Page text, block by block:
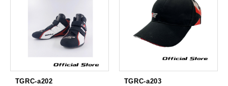
TGRC-a202 TGRC-a203